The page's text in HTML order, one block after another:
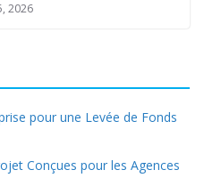
2026
pour une Levée de Fonds
Conçues pour les Agences